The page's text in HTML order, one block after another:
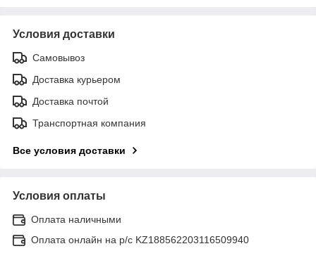
Условия доставки
Самовывоз
Доставка курьером
Доставка почтой
Транспортная компания
Все условия доставки
Условия оплаты
Оплата наличными
Оплата онлайн на р/с KZ188562203116509940